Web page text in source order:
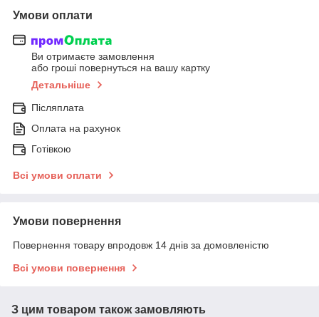
Умови оплати
Ви отримаєте замовлення
або гроші повернуться на вашу картку
Детальніше
Післяплата
Оплата на рахунок
Готівкою
Всі умови оплати
Умови повернення
Повернення товару впродовж 14 днів за домовленістю
Всі умови повернення
З цим товаром також замовляють